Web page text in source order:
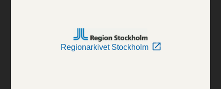
Regionarkivet Stockholm